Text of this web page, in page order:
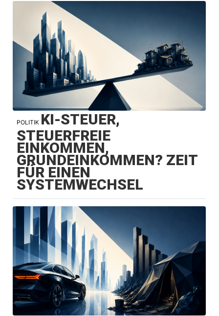
POLITIK KI-STEUER,
STEUERFREIE
EINKOMMEN,
GRUNDEINKOMMEN? ZEIT
FÜR EINEN
SYSTEMWECHSEL